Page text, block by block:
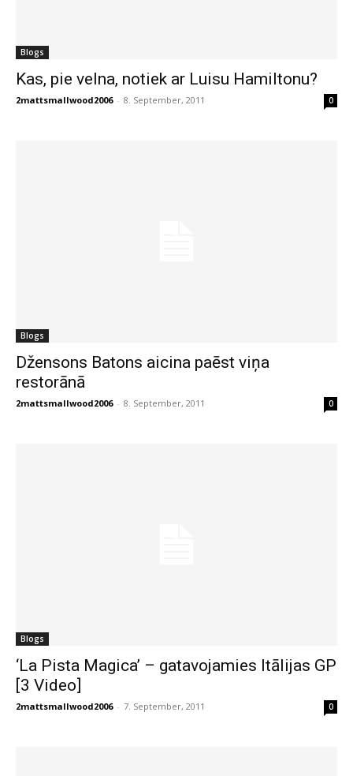
Blogs
Kas, pie velna, notiek ar Luisu Hamiltonu?
2mattsmallwood2006 - 8. September, 2011 0
Blogs
Džensons Batons aicina paēst viņa
restorānā
2mattsmallwood2006 - 8. September, 2011 0
Blogs
‘La Pista Magica’ – gatavojamies Itālijas GP
[3 Video]
2mattsmallwood2006 - 7. September, 2011 0